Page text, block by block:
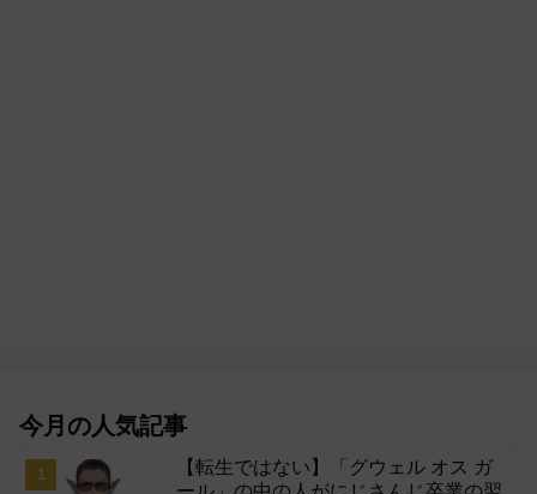
今月の人気記事
【転生ではない】「グウェル オス ガ